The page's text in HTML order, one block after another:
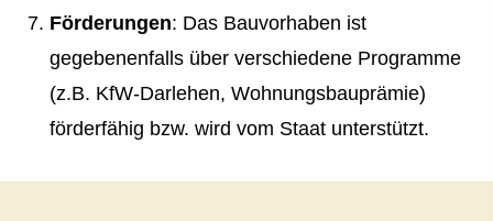
Förderungen: Das Bauvorhaben ist
gegebenenfalls über verschiedene Programme
(z.B. KfW-Darlehen, Wohnungsbauprämie)
förderfähig bzw. wird vom Staat unterstützt.